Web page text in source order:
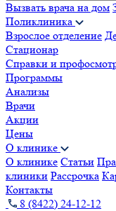
Вызвать врача на дом
Поликлиника
Взрослое отделение
Стационар
Справки и
Программы
Анализы
Врачи
Акции
Цены
О клинике
О клинике Статьи
клиники Рассрочка
Контакты
8 (8422) 24-12-12